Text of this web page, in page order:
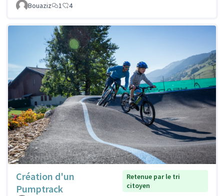
Bouaziz
1 4
Création d'un
Pumptrack
Retenue par le tri
citoyen